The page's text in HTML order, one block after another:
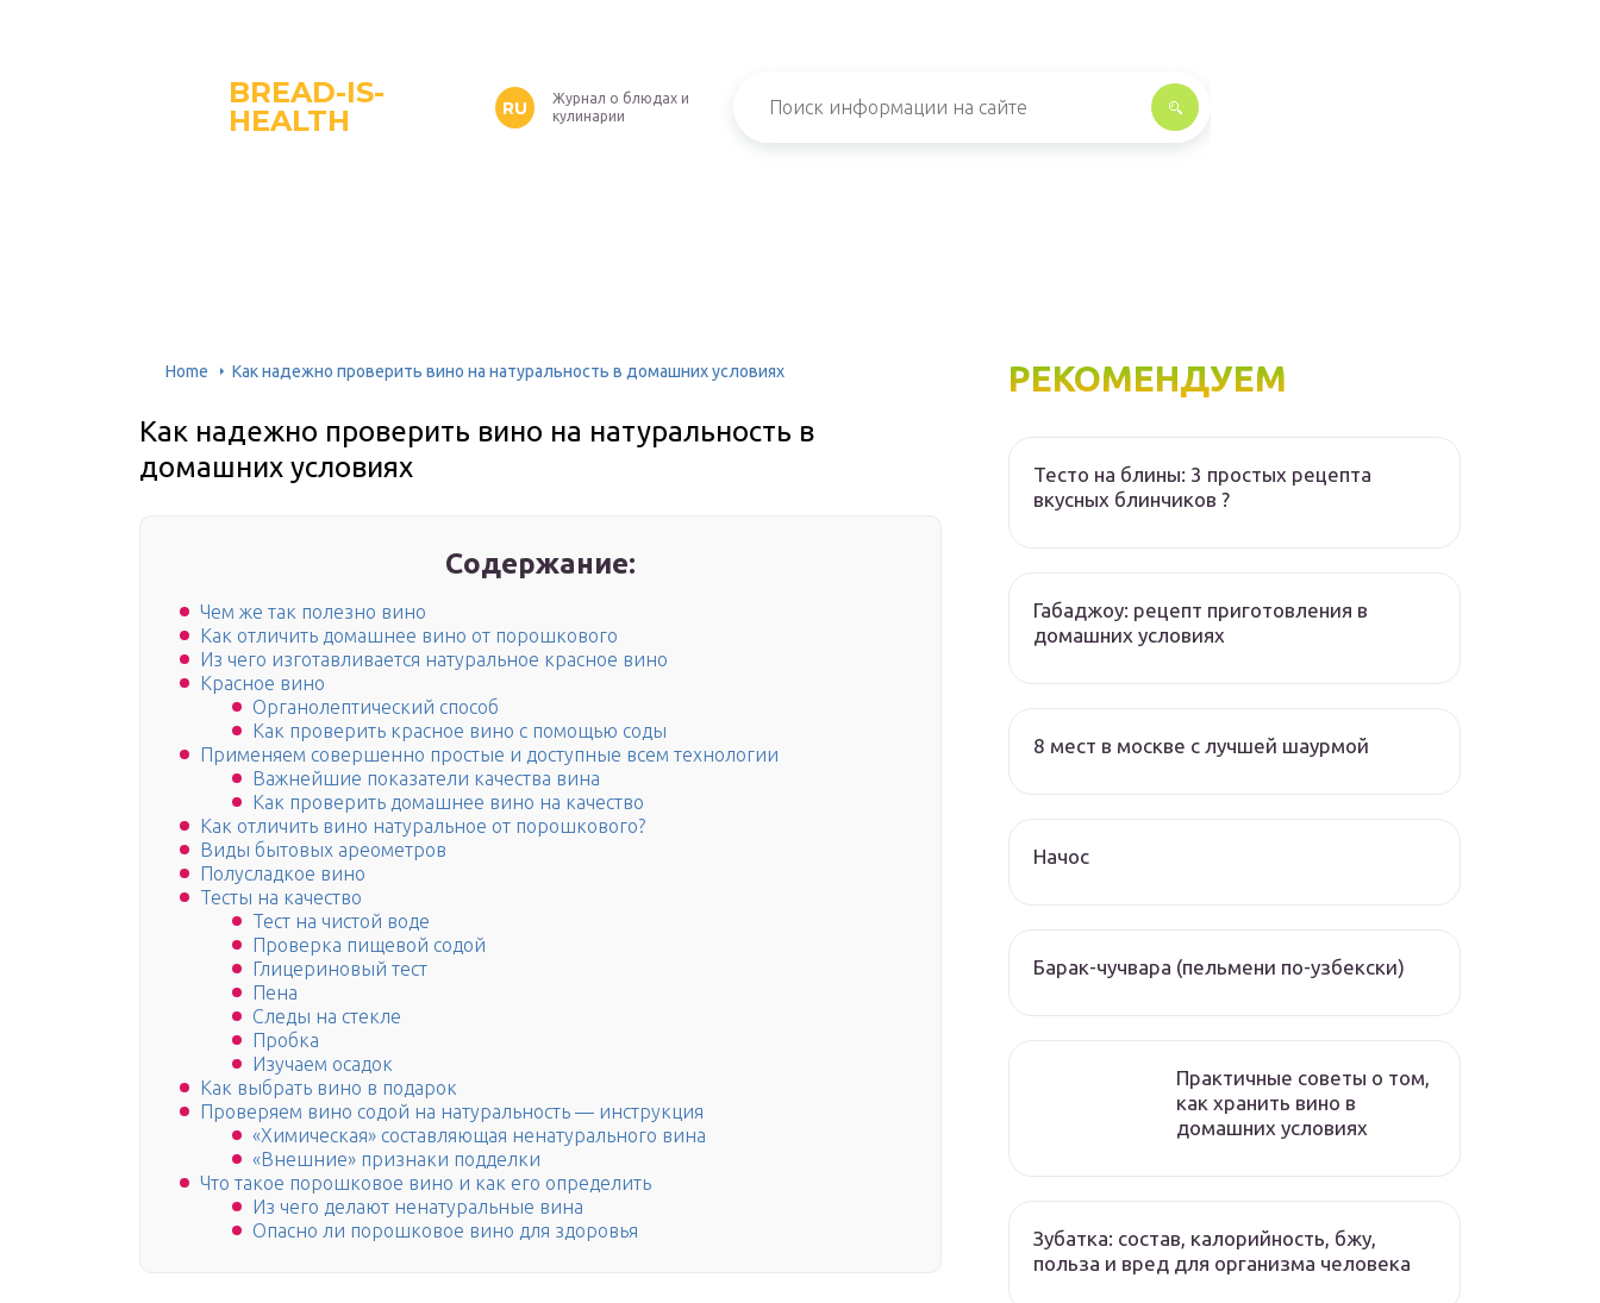
BREAD-IS-
HEALTH
RU
Журнал о блюдах и
кулинарии
Home Как надежно проверить вино на натуральность в домашних условиях
Как надежно проверить вино на натуральность в
домашних условиях
Содержание:
Чем же так полезно вино
Как отличить домашнее вино от порошкового
Из чего изготавливается натуральное красное вино
Красное вино
Органолептический способ
Как проверить красное вино с помощью соды
Применяем совершенно простые и доступные всем технологии
Важнейшие показатели качества вина
Как проверить домашнее вино на качество
Как отличить вино натуральное от порошкового?
Виды бытовых ареометров
Полусладкое вино
Тесты на качество
Тест на чистой воде
Проверка пищевой содой
Глицериновый тест
Пена
Следы на стекле
Пробка
Изучаем осадок
Как выбрать вино в подарок
Проверяем вино содой на натуральность — инструкция
«Химическая» составляющая ненатурального вина
«Внешние» признаки подделки
Что такое порошковое вино и как его определить
Из чего делают ненатуральные вина
Опасно ли порошковое вино для здоровья
РЕКОМЕНДУЕМ
Тесто на блины: 3 простых рецепта
вкусных блинчиков ?
Габаджоу: рецепт приготовления в
домашних условиях
8 мест в москве с лучшей шаурмой
Начос
Барак-чучвара (пельмени по-узбекски)
Практичные советы о том,
как хранить вино в
домашних условиях
Зубатка: состав, калорийность, бжу,
польза и вред для организма человека